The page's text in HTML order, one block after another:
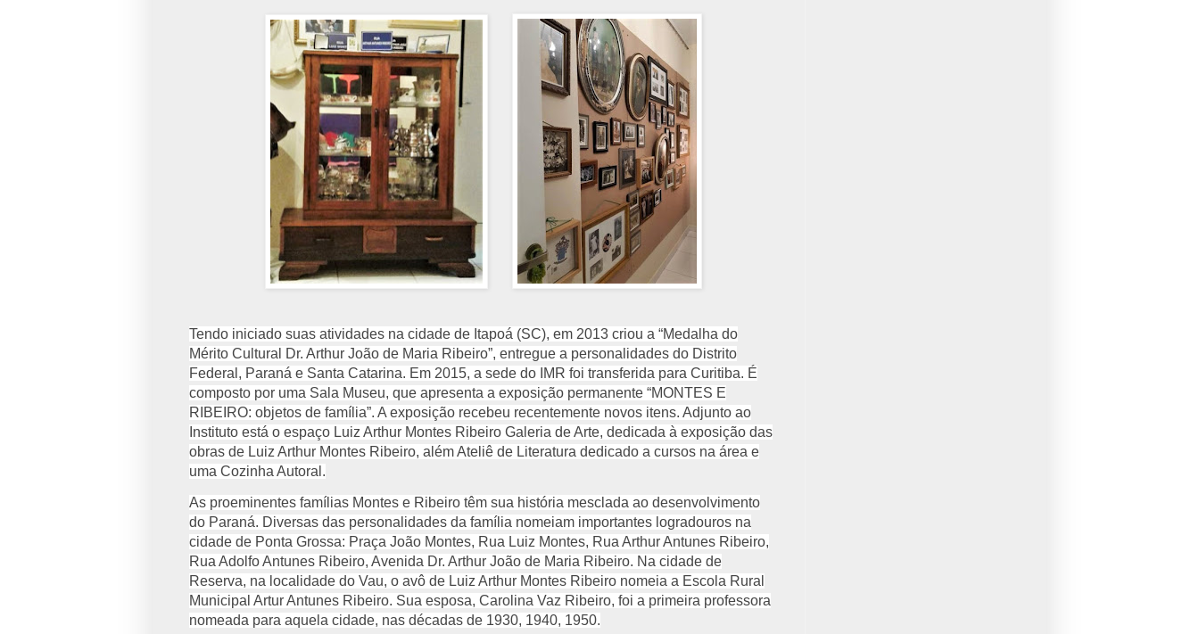
Tendo iniciado suas atividades na cidade de Itapoá (SC), em 2013 criou a “Medalha do
Mérito Cultural Dr. Arthur João de Maria Ribeiro”, entregue a personalidades do Distrito
Federal, Paraná e Santa Catarina. Em 2015, a sede do IMR foi transferida para Curitiba. É
composto por uma Sala Museu, que apresenta a exposição permanente “MONTES E
RIBEIRO: objetos de família”. A exposição recebeu recentemente novos itens. Adjunto ao
Instituto está o espaço Luiz Arthur Montes Ribeiro Galeria de Arte, dedicada à exposição das
obras de Luiz Arthur Montes Ribeiro, além Ateliê de Literatura dedicado a cursos na área e
uma Cozinha Autoral.
As proeminentes famílias Montes e Ribeiro têm sua história mesclada ao desenvolvimento
do Paraná. Diversas das personalidades da família nomeiam importantes logradouros na
cidade de Ponta Grossa: Praça João Montes, Rua Luiz Montes, Rua Arthur Antunes Ribeiro,
Rua Adolfo Antunes Ribeiro, Avenida Dr. Arthur João de Maria Ribeiro. Na cidade de
Reserva, na localidade do Vau, o avô de Luiz Arthur Montes Ribeiro nomeia a Escola Rural
Municipal Artur Antunes Ribeiro. Sua esposa, Carolina Vaz Ribeiro, foi a primeira professora
nomeada para aquela cidade, nas décadas de 1930, 1940, 1950.